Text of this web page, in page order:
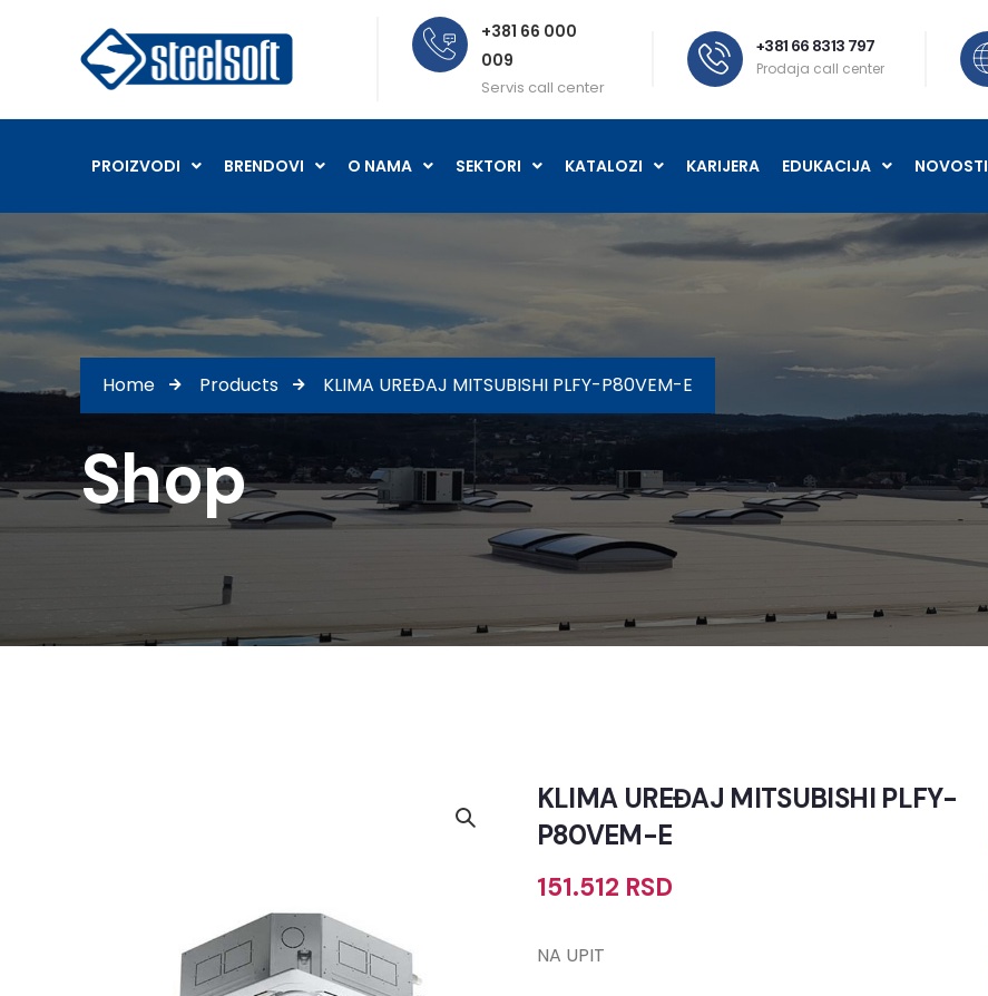
+381 66 000
009
Servis call center
+381 66 8313 797
Prodaja call center
PROIZVODI BRENDOVI O NAMA SEKTORI KATALOZI KARIJERA EDUKACIJA NOVOSTI
Home Products KLIMA UREĐAJ MITSUBISHI PLFY-P80VEM-E
Shop
KLIMA UREĐAJ MITSUBISHI PLFY-
P80VEM-E
151.512 RSD
NA UPIT